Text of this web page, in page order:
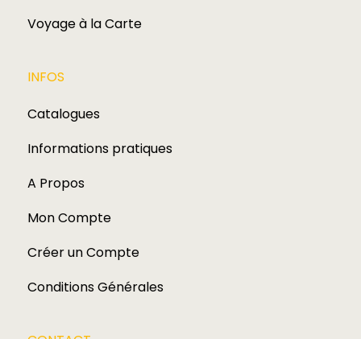
Voyage à la Carte
INFOS
Catalogues
Informations pratiques
A Propos
Mon Compte
Créer un Compte
Conditions Générales